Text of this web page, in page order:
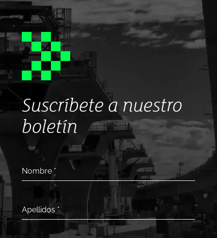
Suscríbete a nuestro
boletín
Nombre *
Apellidos*